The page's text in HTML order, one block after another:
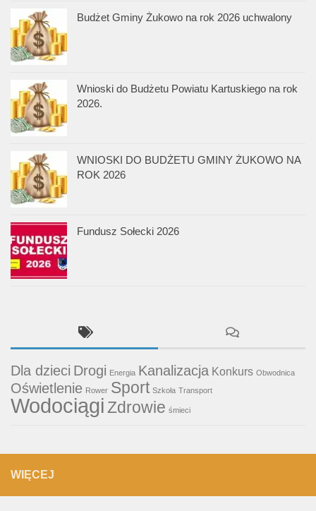
Budżet Gminy Żukowo na rok 2026 uchwalony
Wnioski do Budżetu Powiatu Kartuskiego na rok
2026.
WNIOSKI DO BUDŻETU GMINY ŻUKOWO NA
ROK 2026
Fundusz Sołecki 2026
Dla dzieci Drogi Energia Kanalizacja Konkurs Obwodnica
Oświetlenie Rower Sport Szkoła Transport
WodociągiZdrowie śmieci
WIĘCEJ